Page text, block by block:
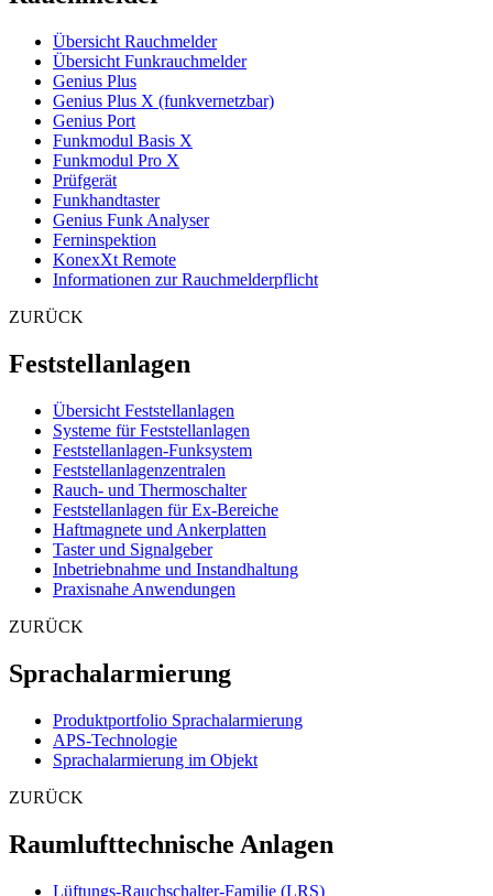
Übersicht Rauchmelder
Übersicht Funkrauchmelder
Genius Plus
Genius Plus X (funkvernetzbar)
Genius Port
Funkmodul Basis X
Funkmodul Pro X
Prüfgerät
Funkhandtaster
Genius Funk Analyser
Ferninspektion
KonexXt Remote
Informationen zur Rauchmelderpflicht
ZURÜCK
Feststellanlagen
Übersicht Feststellanlagen
Systeme für Feststellanlagen
Feststellanlagen-Funksystem
Feststellanlagenzentralen
Rauch- und Thermoschalter
Feststellanlagen für Ex-Bereiche
Haftmagnete und Ankerplatten
Taster und Signalgeber
Inbetriebnahme und Instandhaltung
Praxisnahe Anwendungen
ZURÜCK
Sprachalarmierung
Produktportfolio Sprachalarmierung
APS-Technologie
Sprachalarmierung im Objekt
ZURÜCK
Raumlufttechnische Anlagen
Lüftungs-Rauchschalter-Familie (LRS)